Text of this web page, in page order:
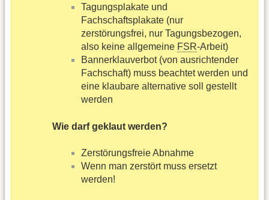
Tagungsplakate und
Fachschaftsplakate (nur
zerstörungsfrei, nur Tagungsbezogen,
also keine allgemeine FSR-Arbeit)
Bannerklauverbot (von ausrichtender
Fachschaft) muss beachtet werden und
eine klaubare alternative soll gestellt
werden
Wie darf geklaut werden?
Zerstörungsfreie Abnahme
Wenn man zerstört muss ersetzt
werden!